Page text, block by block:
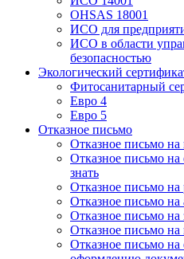
OHSAS 18001
ИСО для
ИСО в области
безопасностью
Экологический
Фитосанитарный
Евро 4
Евро 5
Отказное письмо
Отказное письмо
Отказное письмо
знать
Отказное письмо на
Отказное письмо на
Отказное письмо на
Отказное письмо
Отказное письмо на